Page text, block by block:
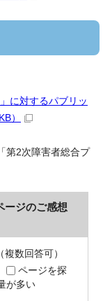
に対するパブリッ
）
第2次障害者総合プ
ージのご感想
数回答可）
ページを探
が多い